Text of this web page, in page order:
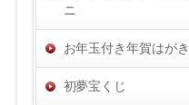
ニ
お年玉付き年賀はがき
初夢宝くじ